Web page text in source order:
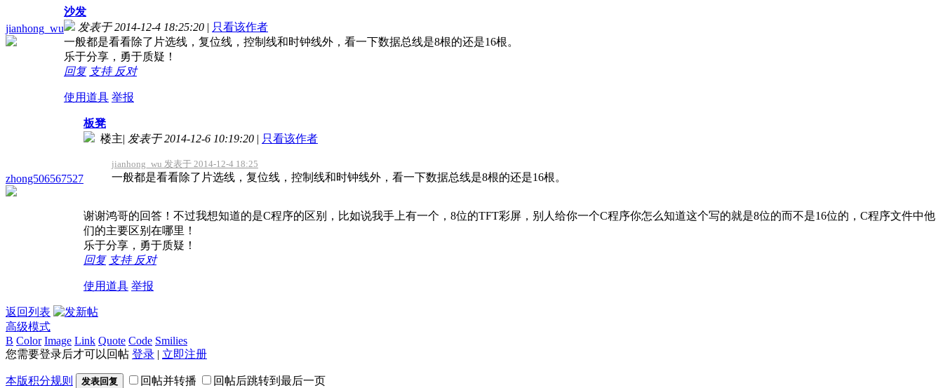
jianhong_wu
沙发
发表于 2014-12-4 18:25:20 | 只看该作者
一般都是看看除了片选线，复位线，控制线和时钟线外，看一下数据总线是8根的还是16根。
乐于分享，勇于质疑！
回复 支持 反对
使用道具 举报
zhong506567527
板凳
楼主| 发表于 2014-12-6 10:19:20 | 只看该作者
jianhong_wu 发表于 2014-12-4 18:25
一般都是看看除了片选线，复位线，控制线和时钟线外，看一下数据总线是8根的还是16根。
谢谢鸿哥的回答！不过我想知道的是C程序的区别，比如说我手上有一个，8位的TFT彩屏，别人给你一个C程序你怎么知道这个写的就是8位的而不是16位的，C程序文件中他
们的主要区别在哪里！
乐于分享，勇于质疑！
回复 支持 反对
使用道具 举报
返回列表
高级模式
B Color Image Link Quote Code Smilies
您需要登录后才可以回帖 登录 | 立即注册
本版积分规则 发表回复 回帖并转播 回帖后跳转到最后一页